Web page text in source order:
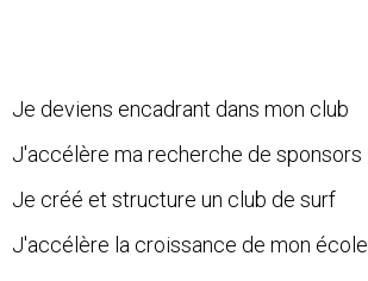
Je deviens encadrant dans mon club
J'accélère ma recherche de sponsors
Je créé et structure un club de surf
J'accélère la croissance de mon école